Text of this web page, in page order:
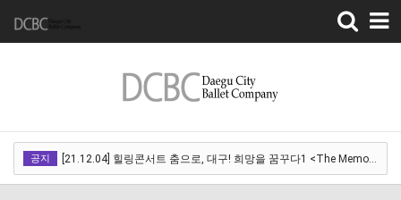
Toggle
navigation
공지 [21.12.04] 힐링콘서트 춤으로, 대구! 희망을 꿈꾸다1 <The Memory of …